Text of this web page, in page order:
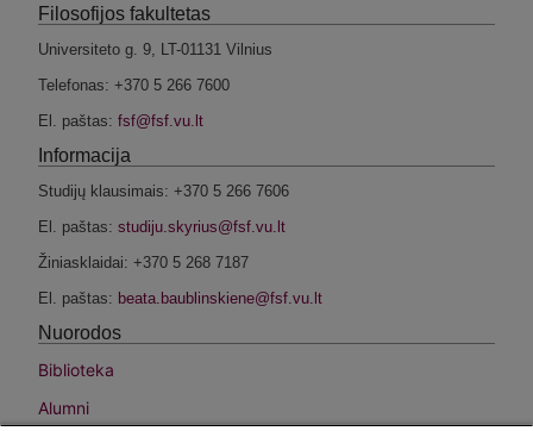
Filosofijos fakultetas
Universiteto g. 9, LT-01131 Vilnius
Telefonas: +370 5 266 7600
El. paštas:
Informacija
Studijų klausimais: +370 5 266 7606
El. paštas:
Žiniasklaidai: +370 5 268 7187
El. paštas:
Nuorodos
Biblioteka
Alumni